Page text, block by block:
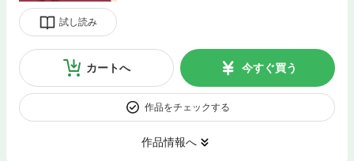
試し読み
カートへ 今すぐ買う
作品をチェックする
作品情報へ